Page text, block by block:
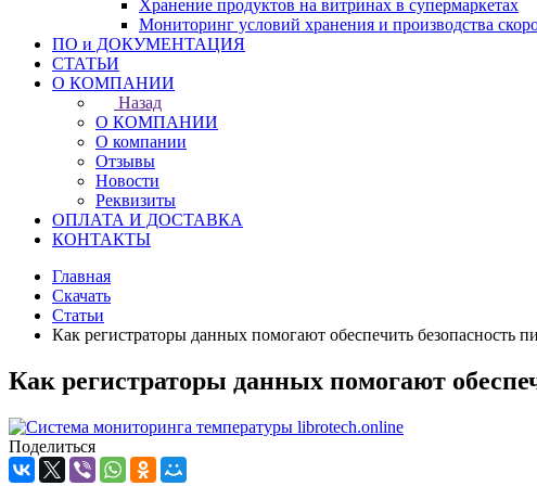
Хранение продуктов на витринах в супермаркетах
Мониторинг условий хранения и производства
ПО и ДОКУМЕНТАЦИЯ
СТАТЬИ
О КОМПАНИИ
Назад
О КОМПАНИИ
О компании
Отзывы
Новости
Реквизиты
ОПЛАТА И ДОСТАВКА
КОНТАКТЫ
Главная
Скачать
Статьи
Как регистраторы данных помогают обеспечить безопасность
Как регистраторы данных помогают
Поделиться